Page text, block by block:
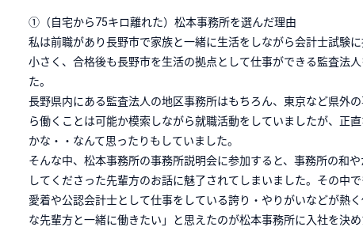
①（自宅から75キロ離れた）松本事務所を選んだ理由
私は前職があり長野市で家族と一緒に生活をしながら会計士試験
小さく、合格後も長野市を生活の拠点として仕事ができる監査法
た。
長野県内にある監査法人の地区事務所はもちろん、東京など県外
ら働くことは可能か模索しながら就職活動をしていましたが、正
かな・・なんて思ったりもしていました。
そんな中、松本事務所の事務所説明会に参加すると、事務所の和
してくださった先輩方のお話に魅了されてしまいました。その中
愛着や公認会計士として仕事をしている誇り・やりがいなどが熱
な先輩方と一緒に働きたい」と思えたのが松本事務所に入社を決め